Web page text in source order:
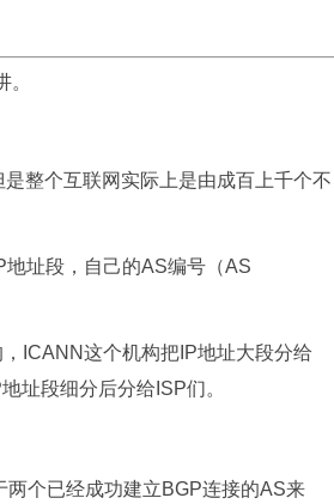
整个互联网实际上是由成百上千个不
址段，自己的AS编号（AS
ICANN这个机构把IP地址大段分给
址段细分后分给ISP们。
个已经成功建立BGP连接的AS来